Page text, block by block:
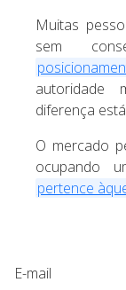
Muitas
sem
autoridade
diferença
O mercado
ocupando
pertence
E-mail